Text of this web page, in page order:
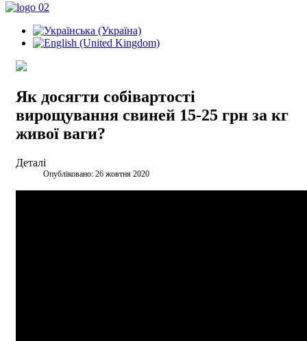
Як досягти собівартості
вирощування свиней 15-25 грн за кг
живої ваги?
Деталі
Опубліковано: 26 жовтня 2020